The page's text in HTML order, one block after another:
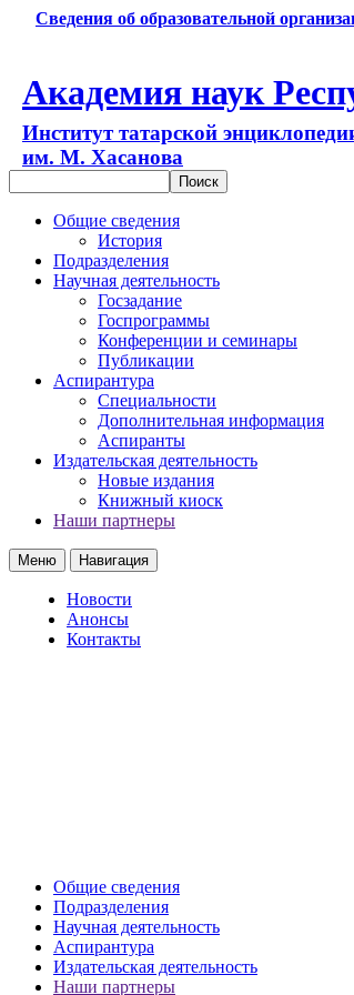
Сведения об образовательной
Академия наук
Институт татарской
им. М. Хасанова
Общие сведения
История
Подразделения
Научная деятельность
Госзадание
Госпрограммы
Конференции и семинары
Публикации
Аспирантура
Специальности
Дополнительная информация
Аспиранты
Издательская деятельность
Новые издания
Книжный киоск
Наши партнеры
Меню Навигация
Новости
Анонсы
Контакты
Общие сведения
Подразделения
Научная деятельность
Аспирантура
Издательская деятельность
Наши партнеры